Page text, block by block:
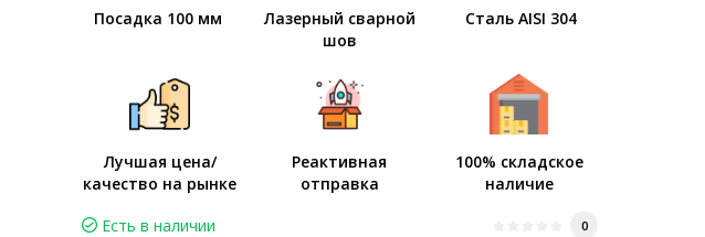
Посадка 100 мм
Лазерный сварной
шов
Сталь AISI 304
Лучшая цена/
качество на рынке
Реактивная
отправка
100% складское
наличие
Есть в наличии
0